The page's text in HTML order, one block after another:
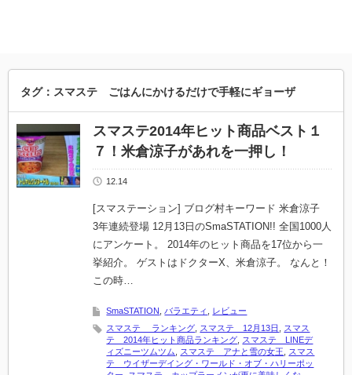
タグ：スマステ ごはんにかけるだけで手軽にギョーザ
スマステ2014年ヒット商品ベスト１
７！米倉涼子があれを一押し！
12.14
[スマステーション] ブログ村キーワード 米倉涼子
3年連続登場 12月13日のSmaSTATION!! 全国1000人
にアンケート。 2014年のヒット商品を17位から一
挙紹介。 ゲストはドクターX、米倉涼子。 なんと！
この時…
SmaSTATION バラエティ
レビュー
スマステ ランキング スマステ 12月13日
スマス
テ 2014年ヒット商品ランキング スマステ LINEデ
ィズニーツムツム
スマステ アナと雪の女王
スマス
テ ウイザーデイング・ワールド・オブ・ハリーポッ